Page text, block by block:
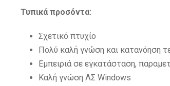
Τυπικά προσόντα:
Σχετικό πτυχίο
Πολύ καλή γνώση και κατανόηση
Εμπειριά σε εγκατάσταση,
Kαλή γνώση ΛΣ Windows